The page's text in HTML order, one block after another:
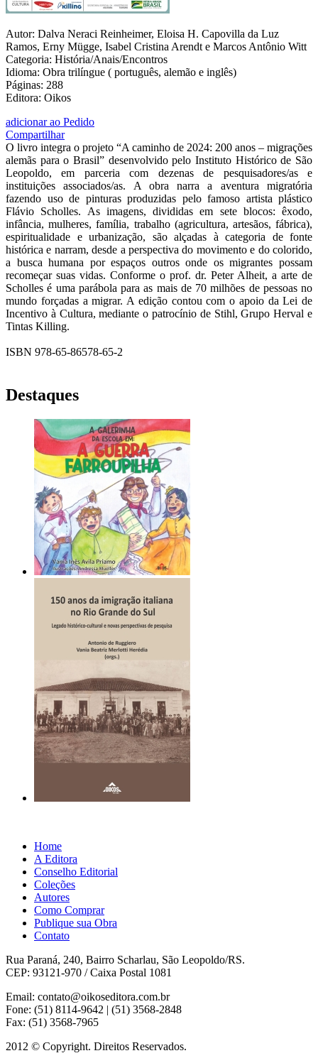
Autor: Dalva Neraci Reinheimer, Eloisa H. Capovilla da Luz
Ramos, Erny Mügge, Isabel Cristina Arendt e Marcos Antônio Witt
Categoria: História/Anais/Encontros
Idioma: Obra trilíngue ( português, alemão e inglês)
Páginas: 288
Editora: Oikos
adicionar ao Pedido
Compartilhar
O livro integra o projeto “A caminho de 2024: 200 anos – migrações
alemãs para o Brasil” desenvolvido pelo Instituto Histórico de São
Leopoldo, em parceria com dezenas de pesquisadores/as e
instituições associados/as. A obra narra a aventura migratória
fazendo uso de pinturas produzidas pelo famoso artista plástico
Flávio Scholles. As imagens, divididas em sete blocos: êxodo,
infância, mulheres, família, trabalho (agricultura, artesãos, fábrica),
espiritualidade e urbanização, são alçadas à categoria de fonte
histórica e narram, desde a perspectiva do movimento e do colorido,
a busca humana por espaços outros onde os migrantes possam
recomeçar suas vidas. Conforme o prof. dr. Peter Alheit, a arte de
Scholles é uma parábola para as mais de 70 milhões de pessoas no
mundo forçadas a migrar. A edição contou com o apoio da Lei de
Incentivo à Cultura, mediante o patrocínio de Stihl, Grupo Herval e
Tintas Killing.
ISBN 978-65-86578-65-2
Destaques
Home
A Editora
Conselho Editorial
Coleções
Autores
Como Comprar
Publique sua Obra
Contato
Rua Paraná, 240, Bairro Scharlau, São Leopoldo/RS.
CEP: 93121-970 / Caixa Postal 1081
Email: contato@oikoseditora.com.br
Fone: (51) 8114-9642 | (51) 3568-2848
Fax: (51) 3568-7965
2012 © Copyright. Direitos Reservados.